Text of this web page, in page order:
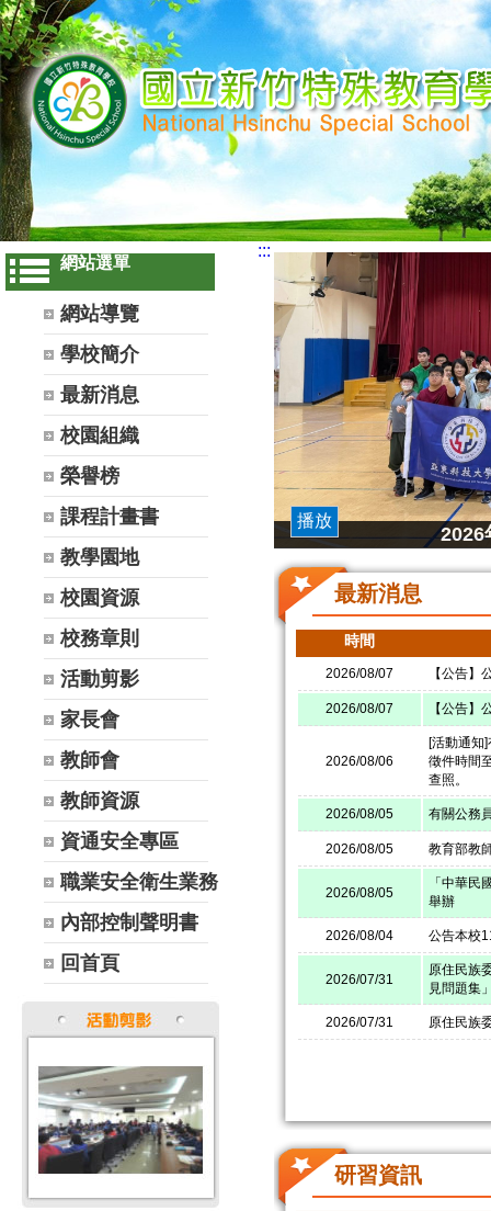
網站選單
網站導覽
學校簡介
最新消息
校園組織
榮譽榜
課程計畫書
教學園地
校園資源
校務章則
活動剪影
家長會
教師會
教師資源
資通安全專區
職業安全衛生業務
內部控制聲明書
回首頁
:::
播放
2026
最新消息
時間
2026/08/07 【公告
2026/08/07 【公告
2026/08/06
[活動通知
徵件時間
查照。
2026/08/05 有關公務
2026/08/05 教育部教
2026/08/05
「中華
舉辦
2026/08/04 公告本校
2026/07/31
原住民族
見問題集
2026/07/31 原住民族
研習資訊